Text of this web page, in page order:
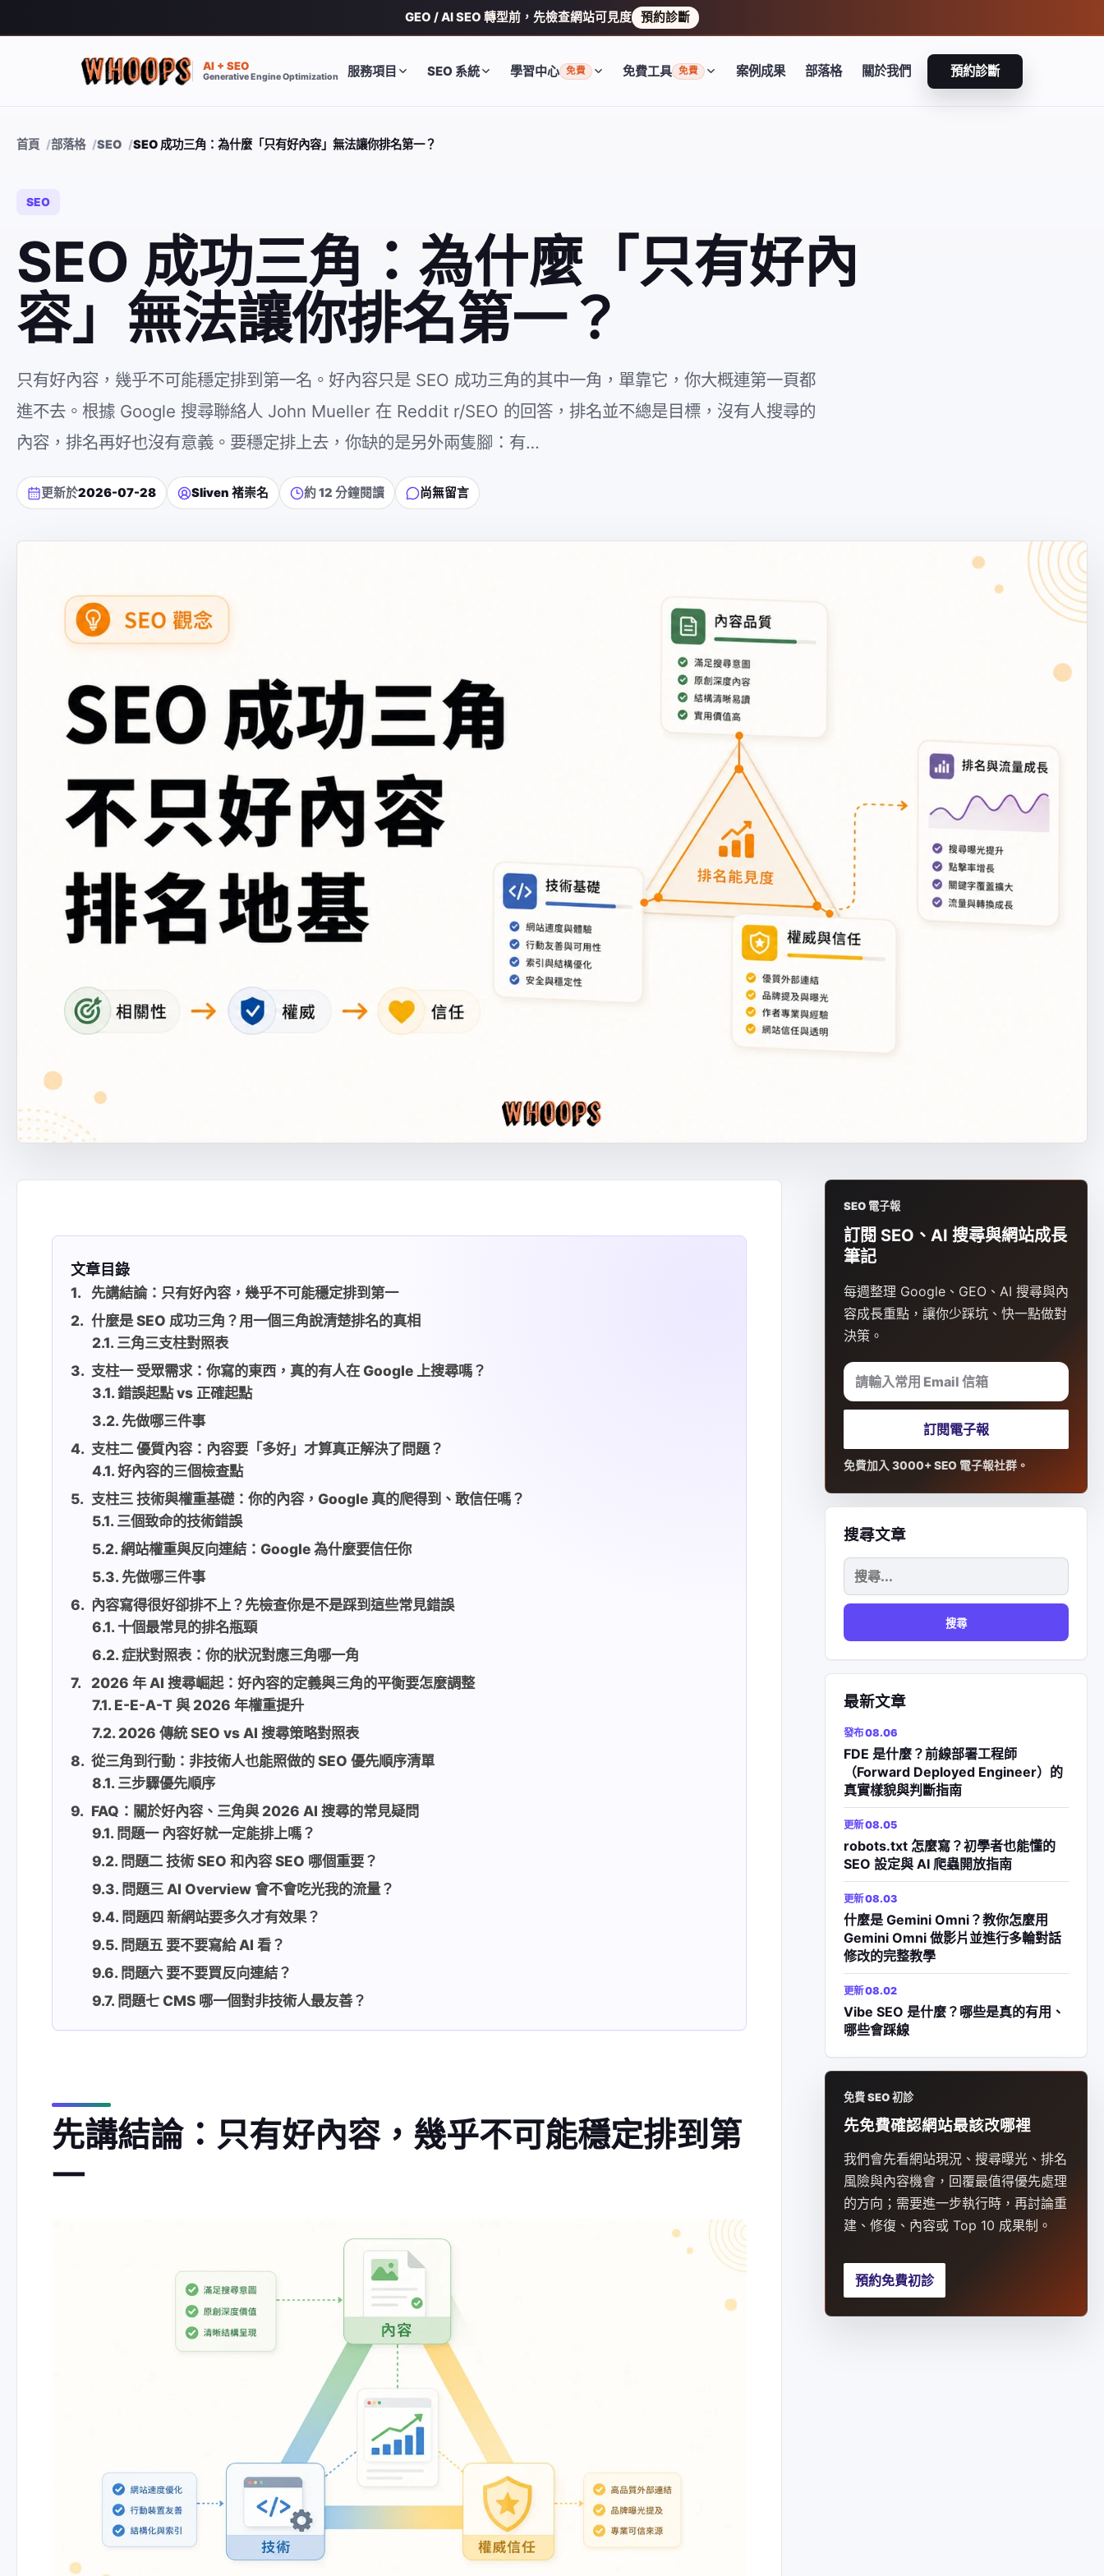
GEO / AI SEO 轉型前，先檢查網站可見度 預約診斷
AI + SEO
Generative Engine Optimization 服務項目 SEO 系統 學習中心 免費 免費工具 免費 案例成果 部落格 關於我們 預約診斷
首頁 部落格 SEO SEO 成功三角：為什麼「只有好內容」無法讓你排名第一？
SEO
SEO 成功三角：為什麼「只有好內
容」無法讓你排名第一？
只有好內容，幾乎不可能穩定排到第一名。好內容只是 SEO 成功三角的其中一角，單靠它，你大概連第一頁都
進不去。根據 Google 搜尋聯絡人 John Mueller 在 Reddit r/SEO 的回答，排名並不總是目標，沒有人搜尋的
內容，排名再好也沒有意義。要穩定排上去，你缺的是另外兩隻腳：有…
更新於2026-07-28 Sliven 褚崇名 約 12 分鐘閱讀 尚無留言
文章目錄
先講結論：只有好內容，幾乎不可能穩定排到第一
什麼是 SEO 成功三角？用一個三角說清楚排名的真相
三角三支柱對照表
支柱一 受眾需求：你寫的東西，真的有人在 Google 上搜尋嗎？
錯誤起點 vs 正確起點
先做哪三件事
支柱二 優質內容：內容要「多好」才算真正解決了問題？
好內容的三個檢查點
支柱三 技術與權重基礎：你的內容，Google 真的爬得到、敢信任嗎？
三個致命的技術錯誤
網站權重與反向連結：Google 為什麼要信任你
先做哪三件事
內容寫得很好卻排不上？先檢查你是不是踩到這些常見錯誤
十個最常見的排名瓶頸
症狀對照表：你的狀況對應三角哪一角
2026 年 AI 搜尋崛起：好內容的定義與三角的平衡要怎麼調整
E-E-A-T 與 2026 年權重提升
2026 傳統 SEO vs AI 搜尋策略對照表
從三角到行動：非技術人也能照做的 SEO 優先順序清單
三步驟優先順序
FAQ：關於好內容、三角與 2026 AI 搜尋的常見疑問
問題一 內容好就一定能排上嗎？
問題二 技術 SEO 和內容 SEO 哪個重要？
問題三 AI Overview 會不會吃光我的流量？
問題四 新網站要多久才有效果？
問題五 要不要寫給 AI 看？
問題六 要不要買反向連結？
問題七 CMS 哪一個對非技術人最友善？
先講結論：只有好內容，幾乎不可能穩定排到第
一
SEO 電子報
訂閱 SEO、AI 搜尋與網站成長
筆記
每週整理 Google、GEO、AI 搜尋與內
容成長重點，讓你少踩坑、快一點做對
決策。
請輸入常用 Email 信箱
訂閱電子報
免費加入 3000+ SEO 電子報社群。
搜尋文章
尋
關
鍵
字:
最新文章
發布 08.06
FDE 是什麼？前線部署工程師
（Forward Deployed Engineer）的
真實樣貌與判斷指南
更新 08.05
robots.txt 怎麼寫？初學者也能懂的
SEO 設定與 AI 爬蟲開放指南
更新 08.03
什麼是 Gemini Omni？教你怎麼用
Gemini Omni 做影片並進行多輪對話
修改的完整教學
更新 08.02
Vibe SEO 是什麼？哪些是真的有用、
哪些會踩線
免費 SEO 初診
先免費確認網站最該改哪裡
我們會先看網站現況、搜尋曝光、排名
風險與內容機會，回覆最值得優先處理
的方向；需要進一步執行時，再討論重
建、修復、內容或 Top 10 成果制。
預約免費初診